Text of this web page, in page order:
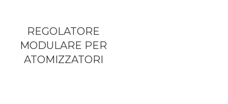
REGOLATORE
MODULARE PER
ATOMIZZATORI